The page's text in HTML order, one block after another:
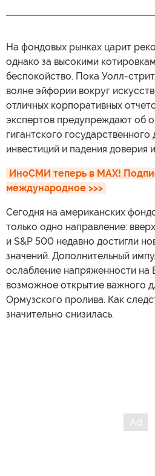
На фондовых рынках царит
однако за высокими
беспокойство. Пока Уолл-
волне эйфории вокруг
отличных корпоративных
экспертов предупреждают об
гигантского
инвестиций и падения доверия
ИноСМИ теперь в MAX!
международное >>>
Сегодня на американских
только одно направление:
и S&P 500 недавно достигли
значений. Дополнительный
ослабление напряженности
возможное открытие важного
Ормузского пролива. Как
значительно снизилась.